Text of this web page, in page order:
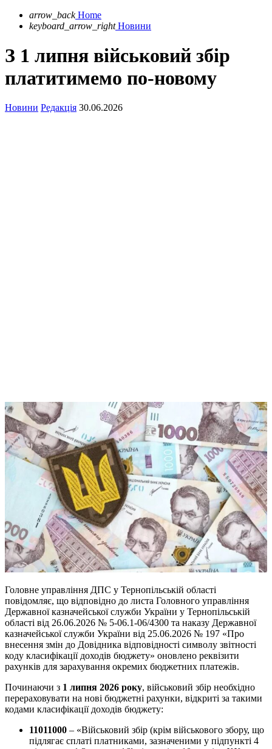
arrow_back Home
keyboard_arrow_right Новини
З 1 липня військовий збір
платитимемо по-новому
Новини Редакція 30.06.2026
Головне управління ДПС у Тернопільській області
повідомляє, що відповідно до листа Головного управління
Державної казначейської служби України у Тернопільській
області від 26.06.2026 № 5-06.1-06/4300 та наказу Державної
казначейської служби України від 25.06.2026 № 197 «Про
внесення змін до Довідника відповідності символу звітності
коду класифікації доходів бюджету» оновлено реквізити
рахунків для зарахування окремих бюджетних платежів.
Починаючи з 1 липня 2026 року, військовий збір необхідно
перераховувати на нові бюджетні рахунки, відкриті за такими
кодами класифікації доходів бюджету:
11011000 – «Військовий збір (крім військового збору, що
підлягає сплаті платниками, зазначеними у підпункті 4